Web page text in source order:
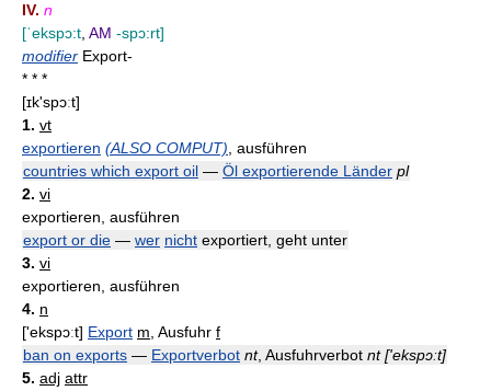
IV. n
[ˈekspɔ:t AM -spɔ:rt]
modifier Export-
* * *
[ɪk'spɔːt]
1. vt
exportieren (ALSO COMPUT) , ausführen
countries which export oil — Öl exportierende Länder pl
2. vi
exportieren, ausführen
export or die — wer nicht exportiert, geht unter
3. vi
exportieren, ausführen
4. n
['ekspɔːt] Export m , Ausfuhr f
ban on exports — Exportverbot nt, Ausfuhrverbot nt ['ekspɔːt]
5. adj attr